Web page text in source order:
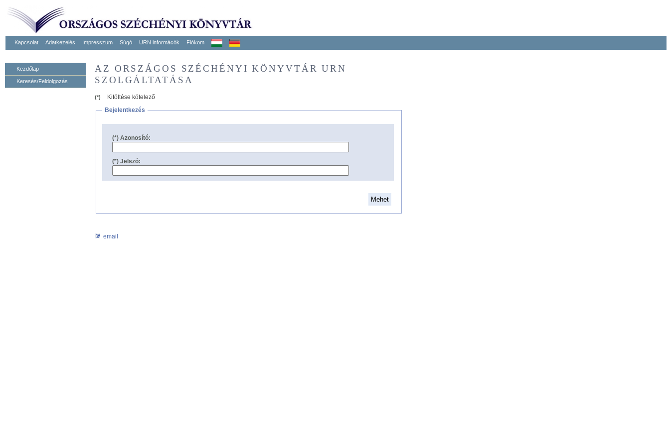
Kapcsolat Adatkezelés Impresszum Súgó URN informácók Fiókom
Kezdőlap
Keresés/Feldolgozás
AZ ORSZÁGOS SZÉCHÉNYI KÖNYVTÁR URN
SZOLGÁLTATÁSA
(*)
Kitöltése kötelező
Bejelentkezés
(*) Azonosító:
(*) Jelszó:
email